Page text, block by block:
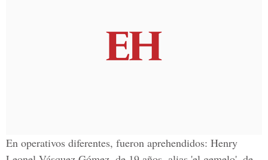
En operativos diferentes, fueron aprehendidos: Henry